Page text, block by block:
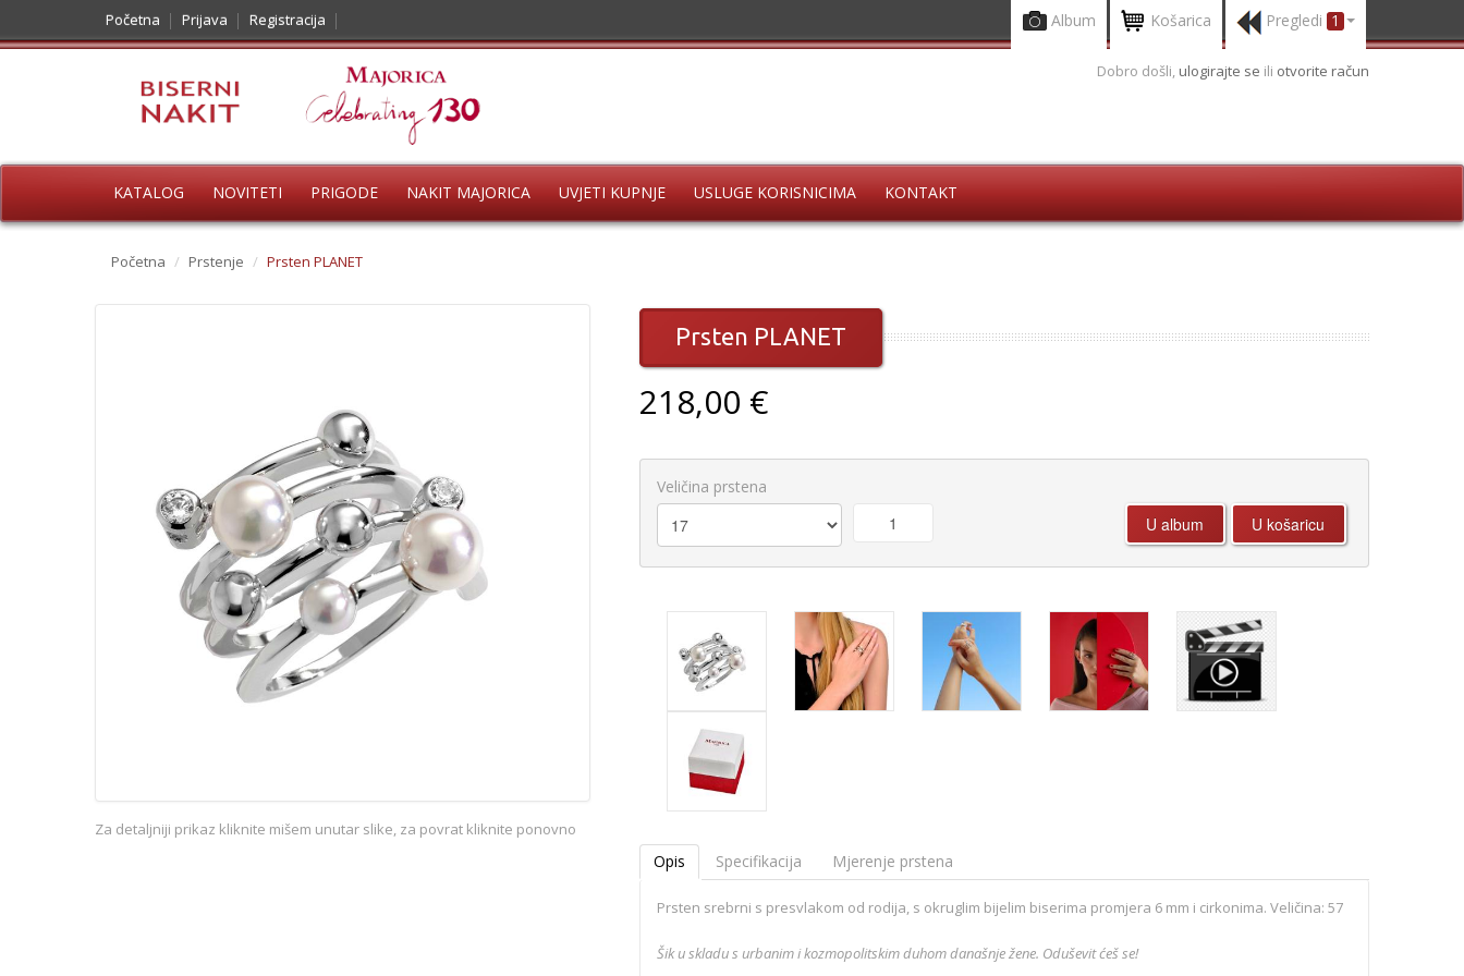
Početna Prijava Registracija Album Košarica Pregledi 1
Dobro došli, ulogirajte se ili otvorite račun
KATALOG NOVITETI PRIGODE NAKIT MAJORICA UVJETI KUPNJE USLUGE KORISNICIMA KONTAKT
Početna / Prstenje / Prsten PLANET
Za detaljniji prikaz kliknite mišem unutar slike, za povrat kliknite ponovno
Prsten PLANET
218,00 €
Veličina prstena
Opis Specifikacija Mjerenje prstena
Prsten srebrni s presvlakom od rodija, s okruglim bijelim biserima promjera 6 mm i cirkonima. Veličina: 57
Šik u skladu s urbanim i kozmopolitskim duhom današnje žene. Oduševit ćeš se!